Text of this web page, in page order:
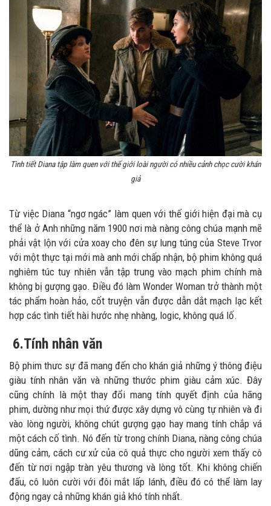
Tình tiết Diana tập làm quen với thế giới loài người có nhiều cảnh chọc cười khán
giả
Từ việc Diana “ngơ ngác” làm quen với thế giới hiện đại mà cụ
thể là ở Anh những năm 1900 nơi mà nàng công chúa mạnh mẽ
phải vật lộn với cửa xoay cho đên sự lung túng của Steve Trvor
với một thực tại mới mà anh mới chấp nhận, bộ phim không quá
nghiêm túc tuy nhiên vẫn tập trung vào mạch phim chính mà
không bị gượng gạo. Điều đó làm Wonder Woman trở thành một
tác phẩm hoàn hảo, cốt truyện vẫn được dẫn dắt mạch lạc kết
hợp các tình tiết hài hước nhẹ nhàng, logic, không quá lố.
6.Tính nhân văn
Bộ phim thưc sự đã mang đến cho khán giả những ý thông điệu
giàu tính nhân văn và những thước phim giàu cảm xúc. Đây
cũng chính là một thay đổi mang tính quyết định của hãng
phim, dường như mọi thứ được xây dựng vô cùng tự nhiên và đi
vào lòng người, không chút gượng gạo hay mang tính chắp vá
một cách cố tình. Nó đến từ trong chính Diana, nàng công chúa
dũng cảm, cách cư xử của cô quả thực cho người xem thấy cô
đến từ nơi ngập tràn yêu thương và lòng tốt. Khi không chiến
đấu, cô luôn cười với đôi mắt lấp lánh, điều đó có thể làm lay
động ngay cả những khán giả khó tính nhất.